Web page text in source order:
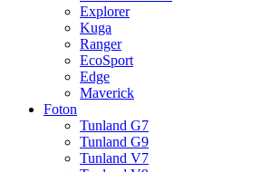
Explorer
Kuga
Ranger
EcoSport
Edge
Maverick
Foton
Tunland G7
Tunland G9
Tunland V7